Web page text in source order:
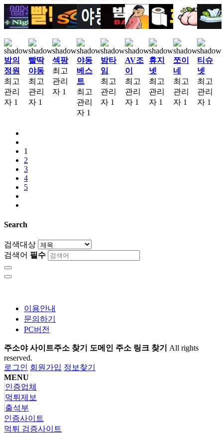
밤의
정원
최고
관리
자 1
빨딱
야동
최고
관리
자 1
섹팡
최고
관리
자 1
야동
베스
트
최고
관리
자 1
밤타
임
최고
관리
자 1
AV조
이
최고
관리
자 1
휴지
넷
최고
관리
자 1
쪼이
네
최고
관리
자 1
티슈
넷
최고
관리
자 1
1
2
3
4
5
Search
검색대상
검색어 필수
이용안내
문의하기
PC버전
주소야 사이트주소 찾기 도메인 주소 링크 찾기 All rights
reserved.
로그인 회원가입 정보찾기
MENU
인증업체
먹튀제보
출석부
인증사이트
먹튀 검증사이트